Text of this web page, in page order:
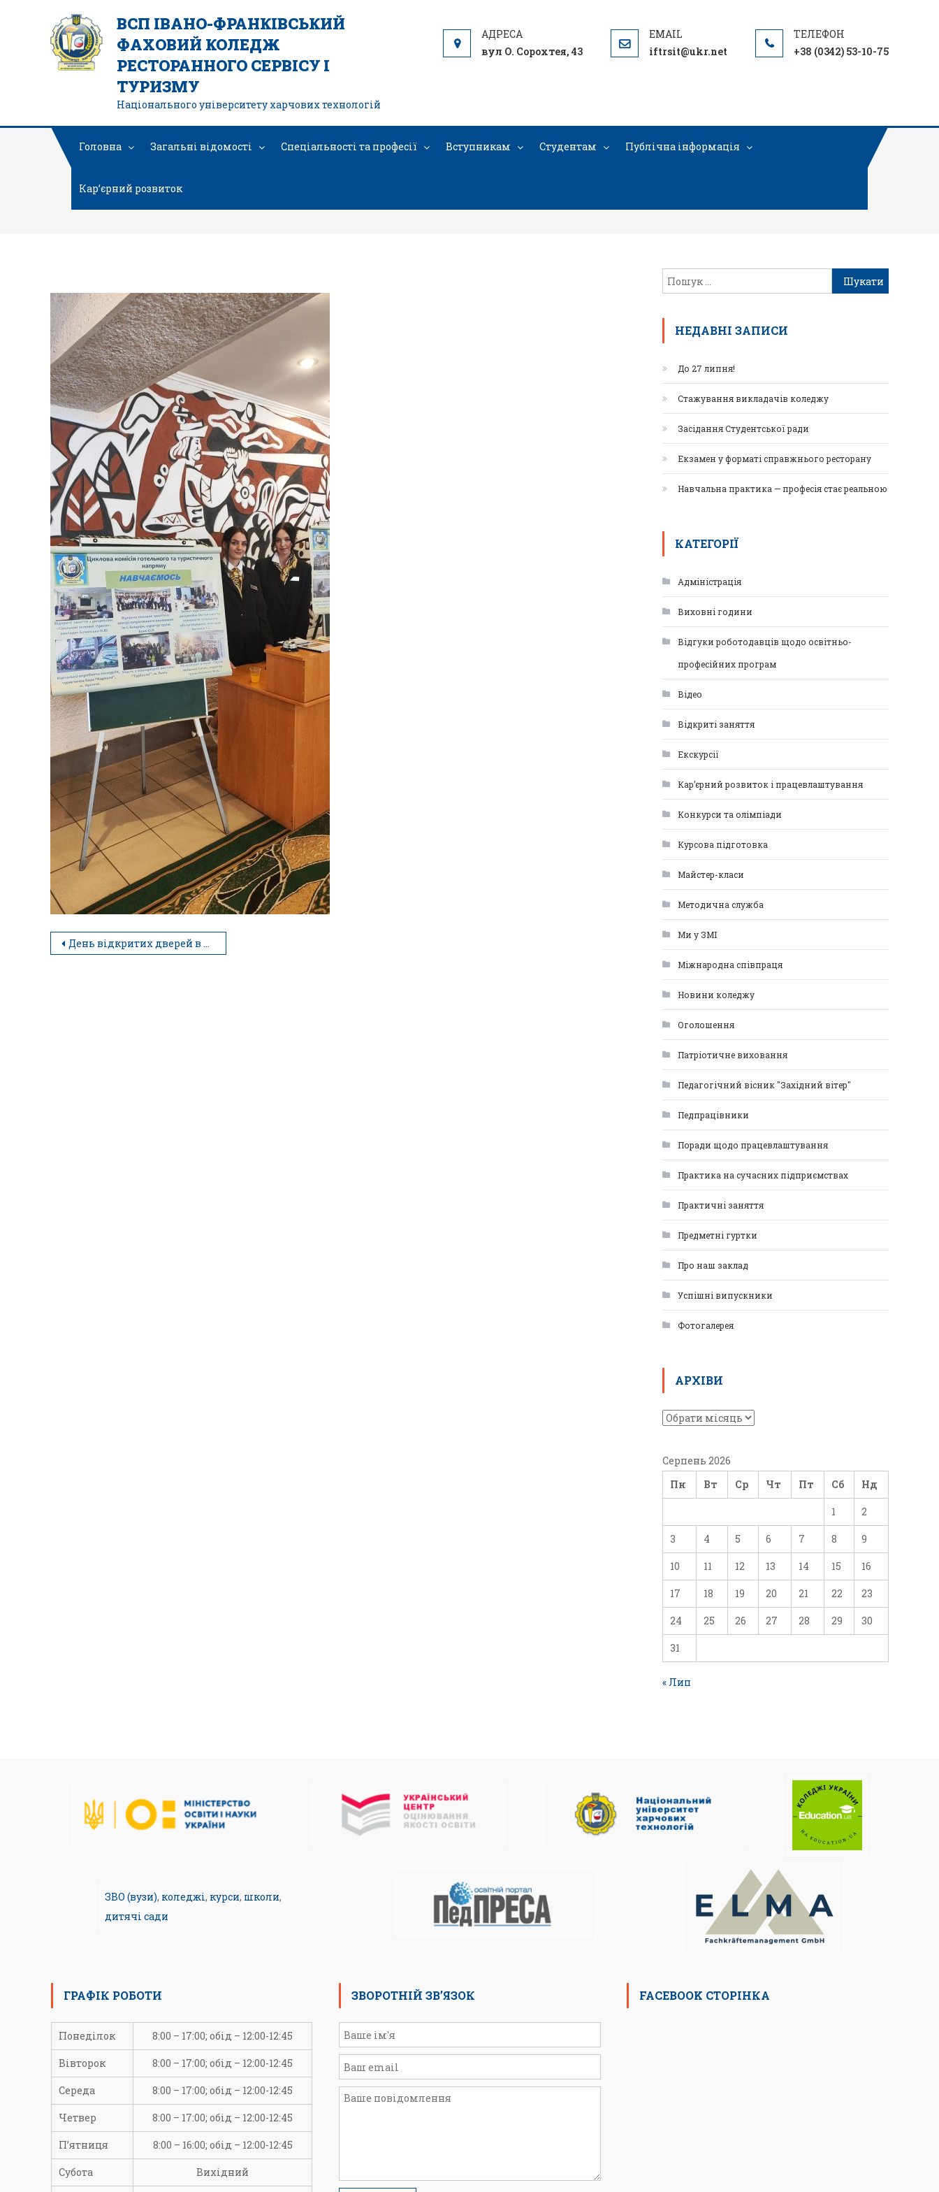
ВСП ІВАНО-ФРАНКІВСЬКИЙ
ФАХОВИЙ КОЛЕДЖ
РЕСТОРАННОГО СЕРВІСУ І
ТУРИЗМУ
Національного університету харчових технологій
вул О. Сорохтея, 43 iftrsit@ukr.net +38 (0342) 53-10-75
Головна Загальні відомості Спеціальності та професії Вступникам Студентам Публічна інформація
Кар’єрний розвиток
День відкритих дверей в коледжі (огляд)
НЕДАВНІ ЗАПИСИ
До 27 липня!
Стажування викладачів коледжу
Засідання Студентської ради
Екзамен у форматі справжнього ресторану
Навчальна практика — професія стає реальною
КАТЕГОРІЇ
Адміністрація
Виховні години
Відгуки роботодавців щодо освітньо-
професійних програм
Відео
Відкриті заняття
Екскурсії
Кар’єрний розвиток і працевлаштування
Конкурси та олімпіади
Курсова підготовка
Майстер-класи
Методична служба
Ми у ЗМІ
Міжнародна співпраця
Новини коледжу
Оголошення
Патріотичне виховання
Педагогічний вісник "Західний вітер"
Педпрацівники
Поради щодо працевлаштування
Практика на сучасних підприємствах
Практичні заняття
Предметні гуртки
Про наш заклад
Успішні випускники
Фотогалерея
АРХІВИ
Серпень 2026
Пн
Вт Ср Чт Пт Сб Нд
1 2
3 4 5 6 7 8 9
10 11 12 13 14 15 16
17 18 19 20 21 22 23
24 25 26 27 28 29 30
31
« Лип
ЗВО (вузи), коледжі, курси, школи,
дитячі сади
ГРАФІК РОБОТИ
Понеділок 8:00 – 17:00; обід – 12:00-12:45
Вівторок 8:00 – 17:00; обід – 12:00-12:45
Середа 8:00 – 17:00; обід – 12:00-12:45
Четвер 8:00 – 17:00; обід – 12:00-12:45
П’ятниця 8:00 – 16:00; обід – 12:00-12:45
Субота Вихідний
ЗВОРОТНІЙ ЗВ’ЯЗОК FACEBOOK СТОРІНКА